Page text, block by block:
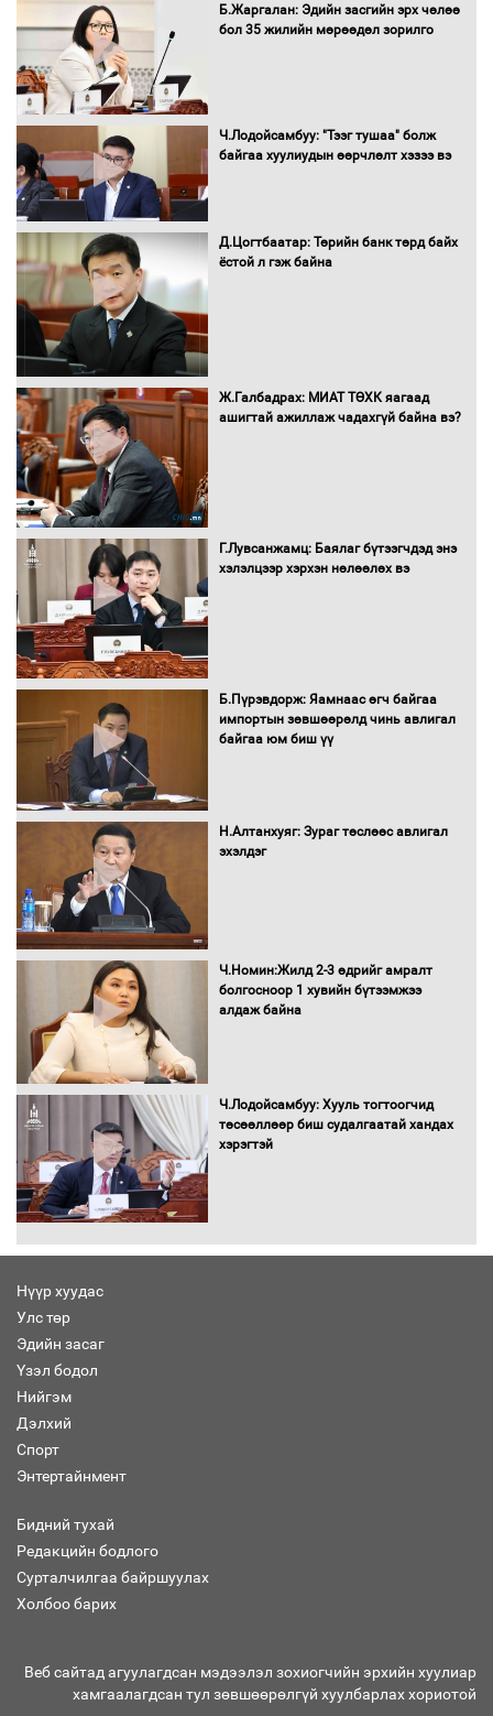
төлөвлөгөө”-гөө танилцуулна
худалдан авах журмыг баталлаа
Бүх шатанд хэмнэлтийн горимд
орчныг бүрдүүллээ
Улсын хэмжээнд АИ-92 автобензиний
Б.Жаргалан: Эдийн засгийн эрх чөлөө
бол 35 жилийн мөрөөдөл зорилго
Ч.Лодойсамбуу: "Тээг тушаа" болж
байгаа хуулиудын өөрчлөлт хэзээ вэ
Д.Цогтбаатар: Төрийн банк төрд байх
ёстой л гэж байна
Ж.Галбадрах: МИАТ ТӨХК яагаад
ашигтай ажиллаж чадахгүй байна вэ?
Г.Лувсанжамц: Баялаг бүтээгчдэд энэ
хэлэлцээр хэрхэн нөлөөлөх вэ
Б.Пүрэвдорж: Яамнаас өгч байгаа
импортын зөвшөөрөлд чинь авлигал
байгаа юм биш үү
Н.Алтанхуяг: Зураг төслөөс авлигал
эхэлдэг
Ч.Номин:Жилд 2-3 өдрийг амралт
болгосноор 1 хувийн бүтээмжээ
алдаж байна
Ч.Лодойсамбуу: Хууль тогтоогчид
төсөөллөөр биш судалгаатай хандах
хэрэгтэй
Нүүр хуудас
Улс төр
Эдийн засаг
Үзэл бодол
Нийгэм
Дэлхий
Спорт
Энтертайнмент
Бидний тухай
Редакцийн бодлого
Сурталчилгаа байршуулах
Холбоо барих
Веб сайтад агуулагдсан мэдээлэл зохиогчийн эрхийн хуулиар
хамгаалагдсан тул зөвшөөрөлгүй хуулбарлах хориотой